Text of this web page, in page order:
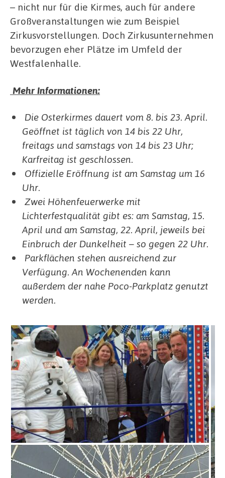
– nicht nur für die Kirmes, auch für andere
Großveranstaltungen wie zum Beispiel
Zirkusvorstellungen. Doch Zirkusunternehmen
bevorzugen eher Plätze im Umfeld der
Westfalenhalle.
Mehr Informationen:
Die Osterkirmes dauert vom 8. bis 23. April.
Geöffnet ist täglich von 14 bis 22 Uhr,
freitags und samstags von 14 bis 23 Uhr;
Karfreitag ist geschlossen.
Offizielle Eröffnung ist am Samstag um 16
Uhr.
Zwei Höhenfeuerwerke mit
Lichterfestqualität gibt es: am Samstag, 15.
April und am Samstag, 22. April, jeweils bei
Einbruch der Dunkelheit – so gegen 22 Uhr.
Parkflächen stehen ausreichend zur
Verfügung. An Wochenenden kann
außerdem der nahe Poco-Parkplatz genutzt
werden.